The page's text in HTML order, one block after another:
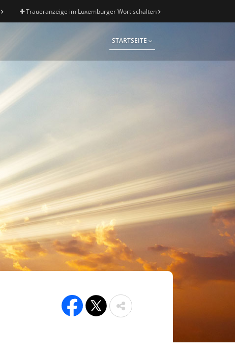
Traueranzeige im Luxemburger Wort schalten
STARTSEITE